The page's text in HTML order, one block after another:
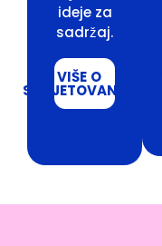
ideje za
sadržaj.
VIŠE O
SAVJETOVANJU